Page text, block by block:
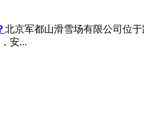
北京军都山滑雪场有限公司位
安...